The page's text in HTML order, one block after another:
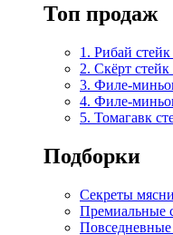
Топ продаж
1. Рибай
2. Скёрт
3. Филе-
4. Филе-
5. Томагавк
Подборки
Секреты
Премиальные
Повседневные